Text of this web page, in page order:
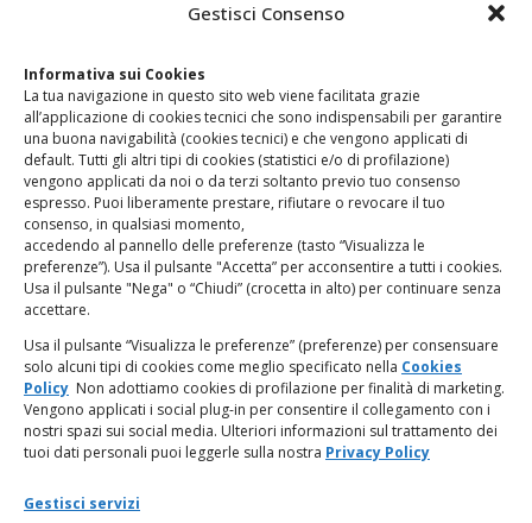
Gestisci Consenso
Informativa sui Cookies
La tua navigazione in questo sito web viene facilitata grazie
all’applicazione di cookies tecnici che sono indispensabili per garantire
una buona navigabilità (cookies tecnici) e che vengono applicati di
default. Tutti gli altri tipi di cookies (statistici e/o di profilazione)
vengono applicati da noi o da terzi soltanto previo tuo consenso
espresso. Puoi liberamente prestare, rifiutare o revocare il tuo
consenso, in qualsiasi momento,
accedendo al pannello delle preferenze (tasto “Visualizza le
preferenze”). Usa il pulsante "Accetta” per acconsentire a tutti i cookies.
Usa il pulsante "Nega" o “Chiudi” (crocetta in alto) per continuare senza
accettare.
Usa il pulsante “Visualizza le preferenze” (preferenze) per consensuare
solo alcuni tipi di cookies come meglio specificato nella Cookies
Policy Non adottiamo cookies di profilazione per finalità di marketing.
Vengono applicati i social plug-in per consentire il collegamento con i
nostri spazi sui social media. Ulteriori informazioni sul trattamento dei
tuoi dati personali puoi leggerle sulla nostra Privacy Policy
Gestisci servizi
www.odg.toscana.it – testata registrata presso il Tribunale di
Firenze al nr. 5208 dell’ 08.10.2002. Direttore responsabile:
Giampaolo Marchini – C.F. 80005790482
LINK UTILI
PagoPA
Privacy Policy
Regolamento categorie particolari di dati personali e dati
giudiziari
Amministrazione Trasparente